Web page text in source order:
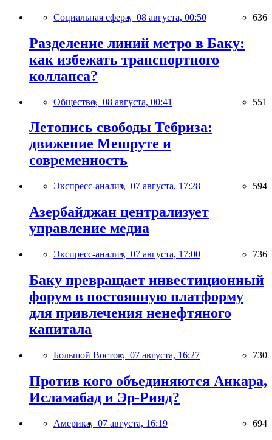
Социальная сфера, 08 августа, 00:50 636
Разделение линий метро в Баку:
как избежать транспортного
коллапса?
Общество, 08 августа, 00:41 551
Летопись свободы Тебриза:
движение Мешруте и
современность
Экспресс-анализ, 07 августа, 17:28 594
Азербайджан централизует
управление медиа
Экспресс-анализ, 07 августа, 17:00 736
Баку превращает инвестиционный
форум в постоянную платформу
для привлечения ненефтяного
капитала
Большой Восток, 07 августа, 16:27 730
Против кого объединяются Анкара,
Исламабад и Эр-Рияд?
Америка, 07 августа, 16:19 694